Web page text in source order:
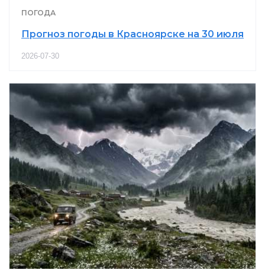
ПОГОДА
Прогноз погоды в Красноярске на 30 июля
2026-07-30